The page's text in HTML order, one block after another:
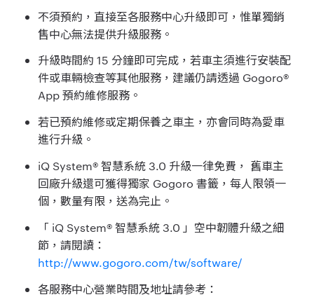
不須預約，直接至各服務中心升級即可，惟單獨銷
售中心無法提供升級服務。
升級時間約 15 分鐘即可完成，若車主須進行安裝配
件或車輛檢查等其他服務，建議仍請透過 Gogoro®
App 預約維修服務。
若已預約維修或定期保養之車主，亦會同時為愛車
進行升級。
iQ System® 智慧系統 3.0 升級一律免費， 舊車主
回廠升級還可獲得獨家 Gogoro 書籤，每人限領一
個，數量有限，送為完止。
「 iQ System® 智慧系統 3.0 」空中韌體升級之細
節，請閱讀：
http://www.gogoro.com/tw/software/
各服務中心營業時間及地址請參考：